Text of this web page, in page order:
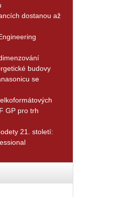
dostanou až
budovy
se
GP pro trh
21. století: